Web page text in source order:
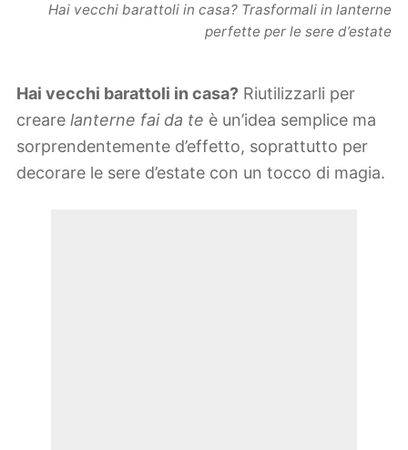
Hai vecchi barattoli in casa? Trasformali in lanterne
perfette per le sere d’estate
Hai vecchi barattoli in casa? Riutilizzarli per
creare lanterne fai da te è un’idea semplice ma
sorprendentemente d’effetto, soprattutto per
decorare le sere d’estate con un tocco di magia.